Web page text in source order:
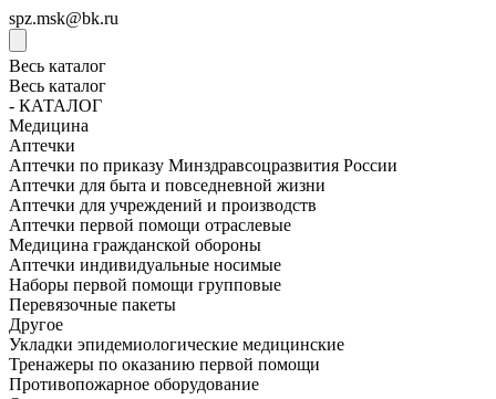
spz.msk@bk.ru
Весь каталог
Весь каталог
- КАТАЛОГ
Медицина
Аптечки
Аптечки по приказу Минздравсоцразвития России
Аптечки для быта и повседневной жизни
Аптечки для учреждений и производств
Аптечки первой помощи отраслевые
Медицина гражданской обороны
Аптечки индивидуальные носимые
Наборы первой помощи групповые
Перевязочные пакеты
Другое
Укладки эпидемиологические медицинские
Тренажеры по оказанию первой помощи
Противопожарное оборудование